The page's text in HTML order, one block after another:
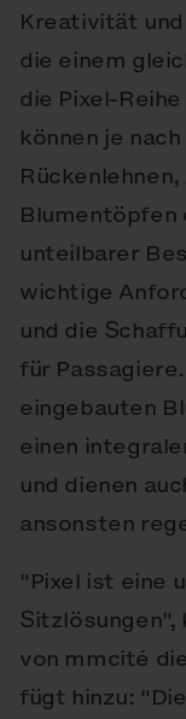
Kreativität
die einem
die Pixel-
können je
Blumentöpfen
unteilbarer
wichtige
und die
für
eingebauten
einen
und dienen
ansonsten
"Pixel ist eine
von mmcité
fügt hinzu: